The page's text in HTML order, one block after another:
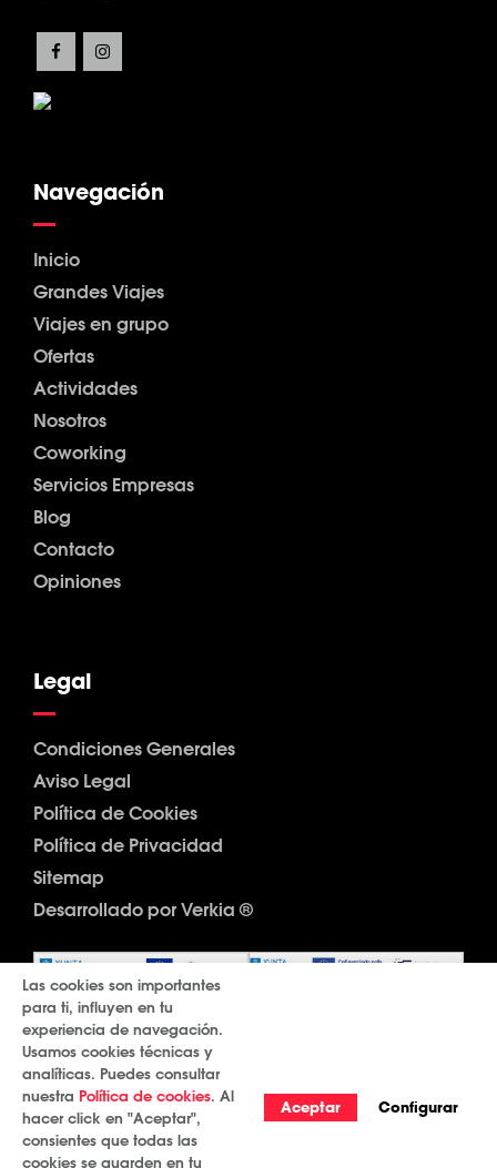
Navegación
Inicio
Grandes Viajes
Viajes en grupo
Ofertas
Actividades
Nosotros
Coworking
Servicios Empresas
Blog
Contacto
Opiniones
Legal
Condiciones Generales
Aviso Legal
Política de Cookies
Política de Privacidad
Sitemap
Desarrollado por Verkia ®
Las cookies son importantes
para ti, influyen en tu
experiencia de navegación.
Usamos cookies técnicas y
analíticas. Puedes consultar
nuestra Política de cookies. Al
hacer click en "Aceptar",
consientes que todas las
cookies se guarden en tu
Aceptar Configurar